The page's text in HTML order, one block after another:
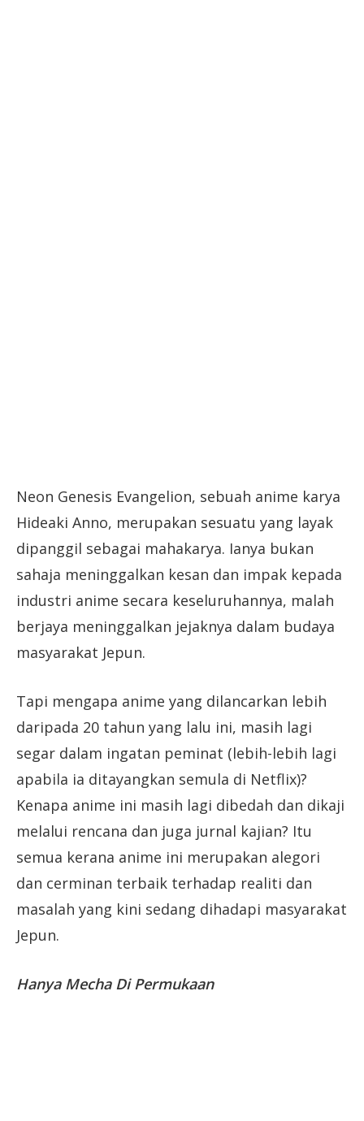
Neon Genesis Evangelion, sebuah anime karya
Hideaki Anno, merupakan sesuatu yang layak
dipanggil sebagai mahakarya. Ianya bukan
sahaja meninggalkan kesan dan impak kepada
industri anime secara keseluruhannya, malah
berjaya meninggalkan jejaknya dalam budaya
masyarakat Jepun.
Tapi mengapa anime yang dilancarkan lebih
daripada 20 tahun yang lalu ini, masih lagi
segar dalam ingatan peminat (lebih-lebih lagi
apabila ia ditayangkan semula di Netflix)?
Kenapa anime ini masih lagi dibedah dan dikaji
melalui rencana dan juga jurnal kajian? Itu
semua kerana anime ini merupakan alegori
dan cerminan terbaik terhadap realiti dan
masalah yang kini sedang dihadapi masyarakat
Jepun.
Hanya Mecha Di Permukaan